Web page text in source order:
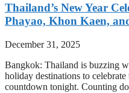
Thailand’s New Year
Phayao, Khon Kaen,
December 31, 2025
Bangkok: Thailand is buzzing
holiday destinations to
countdown tonight. Counting